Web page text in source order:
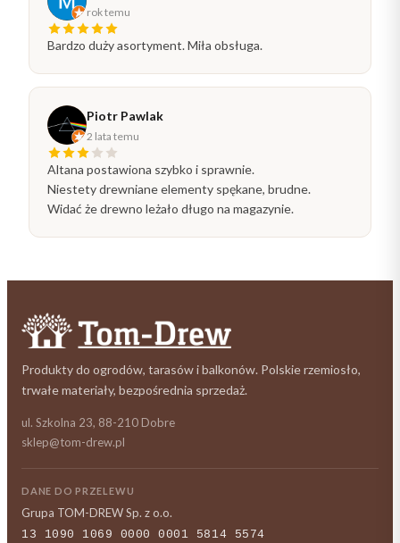
rok temu
Bardzo duży asortyment. Miła obsługa.
Piotr Pawlak
2 lata temu
Altana postawiona szybko i sprawnie.
Niestety drewniane elementy spękane, brudne.
Widać że drewno leżało długo na magazynie.
Produkty do ogrodów, tarasów i balkonów. Polskie rzemiosło,
trwałe materiały, bezpośrednia sprzedaż.
ul. Szkolna 23, 88-210 Dobre
sklep@tom-drew.pl
DANE DO PRZELEWU
Grupa TOM-DREW Sp. z o.o.
13 1090 1069 0000 0001 5814 5574